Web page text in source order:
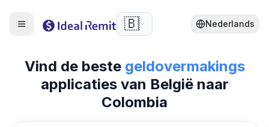
🇧🇪 Nederlands
Vind de beste geldovermakings
applicaties van Belgiënaar
Colombia